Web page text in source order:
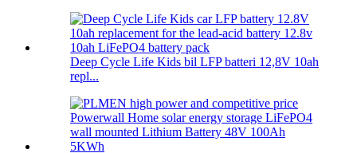
Deep Cycle Life Kids bil LFP batteri 12,8V 10ah
repl...